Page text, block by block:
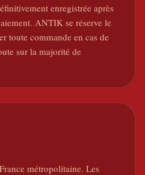
enregistrée après
ANTIK se réserve le
toute commande en cas de
sur la majorité de
métropolitaine. Les